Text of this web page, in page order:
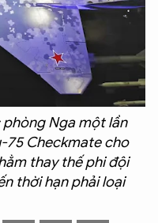
Nga một lần
75 Checkmate cho
thay thế phi đội
thời hạn phải loại